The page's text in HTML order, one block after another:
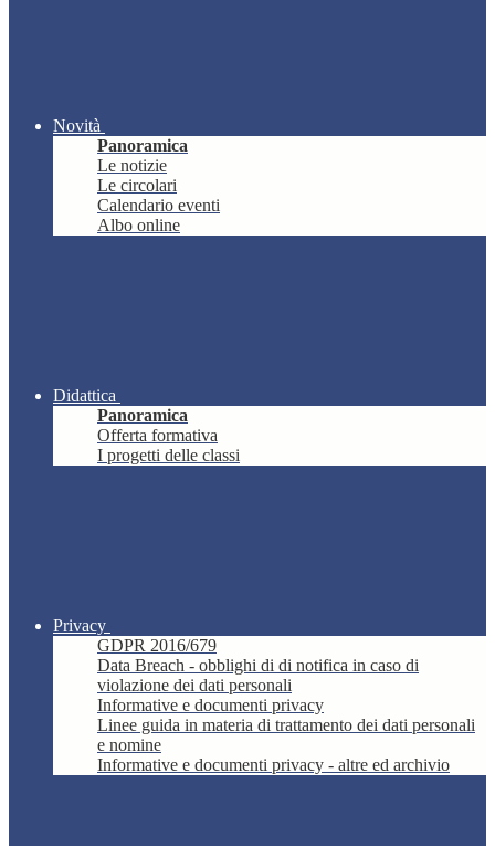
Novità
Panoramica
Le notizie
Le circolari
Calendario eventi
Albo online
Didattica
Panoramica
Offerta formativa
I progetti delle classi
Privacy
GDPR 2016/679
Data Breach - obblighi di di notifica in caso di
violazione dei dati personali
Informative e documenti privacy
Linee guida in materia di trattamento dei dati personali
e nomine
Informative e documenti privacy - altre ed archivio